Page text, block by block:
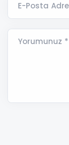
E-Posta
Yorumunuz *